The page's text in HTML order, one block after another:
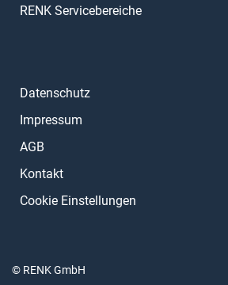
RENK Servicebereiche
Datenschutz
Impressum
AGB
Kontakt
Cookie Einstellungen
© RENK GmbH